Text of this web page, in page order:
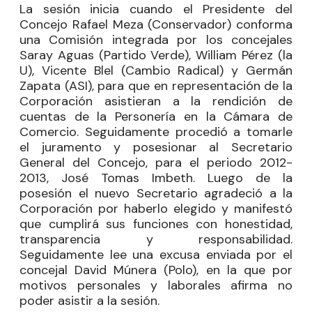
La sesión inicia cuando el Presidente del
Concejo Rafael Meza (Conservador) conforma
una Comisión integrada por los concejales
Saray Aguas (Partido Verde), William Pérez (la
U), Vicente Blel (Cambio Radical) y Germán
Zapata (ASI), para que en representación de la
Corporación asistieran a la rendición de
cuentas de la Personería en la Cámara de
Comercio. Seguidamente procedió a tomarle
el juramento y posesionar al Secretario
General del Concejo, para el periodo 2012-
2013, José Tomas Imbeth. Luego de la
posesión el nuevo Secretario agradeció a la
Corporación por haberlo elegido y manifestó
que cumplirá sus funciones con honestidad,
transparencia y responsabilidad.
Seguidamente lee una excusa enviada por el
concejal David Múnera (Polo), en la que por
motivos personales y laborales afirma no
poder asistir a la sesión.